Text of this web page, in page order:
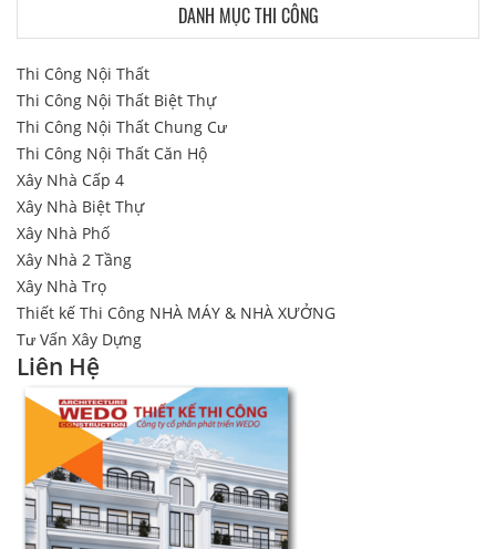
DANH MỤC THI CÔNG
Thi Công Nội Thất
Thi Công Nội Thất Biệt Thự
Thi Công Nội Thất Chung Cư
Thi Công Nội Thất Căn Hộ
Xây Nhà Cấp 4
Xây Nhà Biệt Thự
Xây Nhà Phố
Xây Nhà 2 Tầng
Xây Nhà Trọ
Thiết kế Thi Công NHÀ MÁY & NHÀ XƯỞNG
Tư Vấn Xây Dựng
Liên Hệ